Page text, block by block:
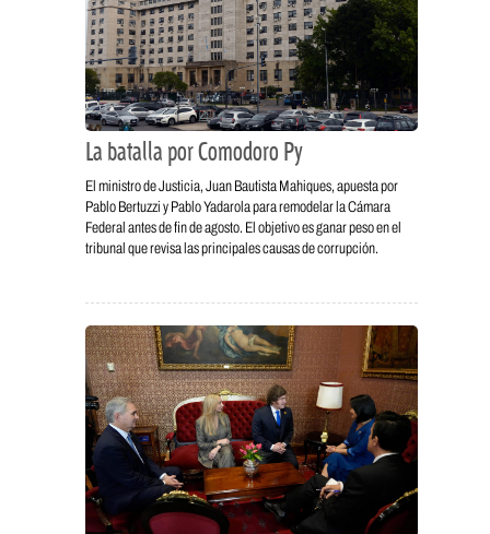
La batalla por Comodoro Py
El ministro de Justicia, Juan Bautista Mahiques, apuesta por
Pablo Bertuzzi y Pablo Yadarola para remodelar la Cámara
Federal antes de fin de agosto. El objetivo es ganar peso en el
tribunal que revisa las principales causas de corrupción.